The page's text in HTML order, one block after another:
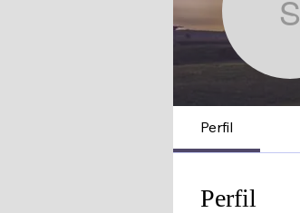
Perfil
Perfil